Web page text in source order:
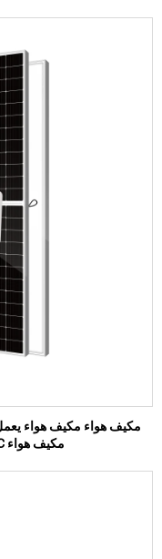
مكيف هواء AC شمسي على نظام الشبكة